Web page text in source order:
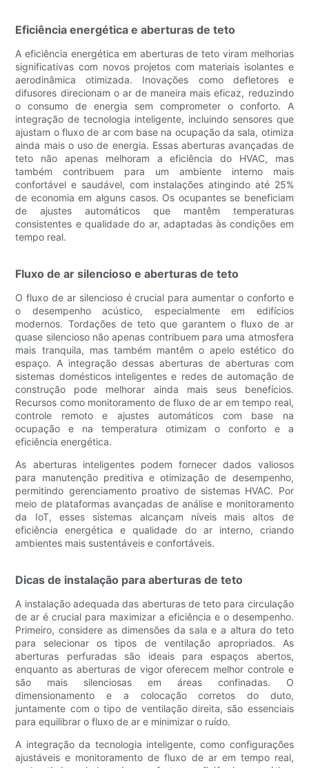
Eficiência energética e aberturas de teto
A eficiência energética em aberturas de teto viram melhorias
significativas com novos projetos com materiais isolantes e
aerodinâmica otimizada. Inovações como defletores e
difusores direcionam o ar de maneira mais eficaz, reduzindo
o consumo de energia sem comprometer o conforto. A
integração de tecnologia inteligente, incluindo sensores que
ajustam o fluxo de ar com base na ocupação da sala, otimiza
ainda mais o uso de energia. Essas aberturas avançadas de
teto não apenas melhoram a eficiência do HVAC, mas
também contribuem para um ambiente interno mais
confortável e saudável, com instalações atingindo até 25%
de economia em alguns casos. Os ocupantes se beneficiam
de ajustes automáticos que mantêm temperaturas
consistentes e qualidade do ar, adaptadas às condições em
tempo real.
Fluxo de ar silencioso e aberturas de teto
O fluxo de ar silencioso é crucial para aumentar o conforto e
o desempenho acústico, especialmente em edifícios
modernos. Tordações de teto que garantem o fluxo de ar
quase silencioso não apenas contribuem para uma atmosfera
mais tranquila, mas também mantêm o apelo estético do
espaço. A integração dessas aberturas de aberturas com
sistemas domésticos inteligentes e redes de automação de
construção pode melhorar ainda mais seus benefícios.
Recursos como monitoramento de fluxo de ar em tempo real,
controle remoto e ajustes automáticos com base na
ocupação e na temperatura otimizam o conforto e a
eficiência energética.
As aberturas inteligentes podem fornecer dados valiosos
para manutenção preditiva e otimização de desempenho,
permitindo gerenciamento proativo de sistemas HVAC. Por
meio de plataformas avançadas de análise e monitoramento
da IoT, esses sistemas alcançam níveis mais altos de
eficiência energética e qualidade do ar interno, criando
ambientes mais sustentáveis ​​e confortáveis.
Dicas de instalação para aberturas de teto
A instalação adequada das aberturas de teto para circulação
de ar é crucial para maximizar a eficiência e o desempenho.
Primeiro, considere as dimensões da sala e a altura do teto
para selecionar os tipos de ventilação apropriados. As
aberturas perfuradas são ideais para espaços abertos,
enquanto as aberturas de vigor oferecem melhor controle e
são mais silenciosas em áreas confinadas. O
dimensionamento e a colocação corretos do duto,
juntamente com o tipo de ventilação direita, são essenciais
para equilibrar o fluxo de ar e minimizar o ruído.
A integração da tecnologia inteligente, como configurações
ajustáveis ​​e monitoramento de fluxo de ar em tempo real,